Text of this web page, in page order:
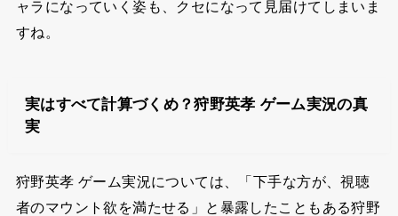
ャラになっていく姿も、クセになって見届けてしまいま
すね。
実はすべて計算づくめ？狩野英孝 ゲーム実況の真
実
狩野英孝 ゲーム実況については、「下手な方が、視聴
者のマウント欲を満たせる」と暴露したこともある狩野